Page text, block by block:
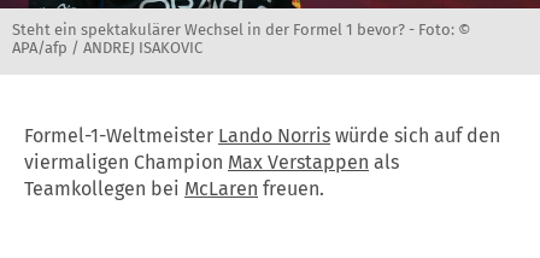
Steht ein spektakulärer Wechsel in der Formel 1 bevor? - Foto: ©
APA/afp / ANDREJ ISAKOVIC
Formel-1-Weltmeister Lando Norris würde sich auf den
viermaligen Champion Max Verstappen als
Teamkollegen bei McLaren freuen.